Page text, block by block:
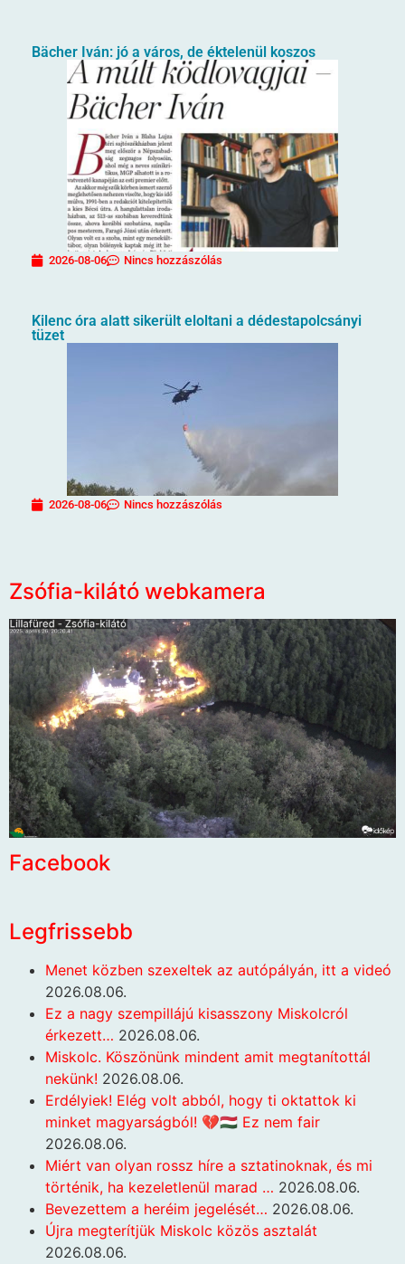
Bächer Iván: jó a város, de éktelenül koszos
2026-08-06 Nincs hozzászólás
Kilenc óra alatt sikerült eloltani a dédestapolcsányi
tüzet
2026-08-06 Nincs hozzászólás
Zsófia-kilátó webkamera
Facebook
Legfrissebb
Menet közben szexeltek az autópályán, itt a videó
2026.08.06.
Ez a nagy szempillájú kisasszony Miskolcról
érkezett… 2026.08.06.
Miskolc. Köszönünk mindent amit megtanítottál
nekünk! 2026.08.06.
Erdélyiek! Elég volt abból, hogy ti oktattok ki
minket magyarságból! 💔🇭🇺 Ez nem fair
2026.08.06.
Miért van olyan rossz híre a sztatinoknak, és mi
történik, ha kezeletlenül marad … 2026.08.06.
Bevezettem a heréim jegelését… 2026.08.06.
Újra megterítjük Miskolc közös asztalát
2026.08.06.